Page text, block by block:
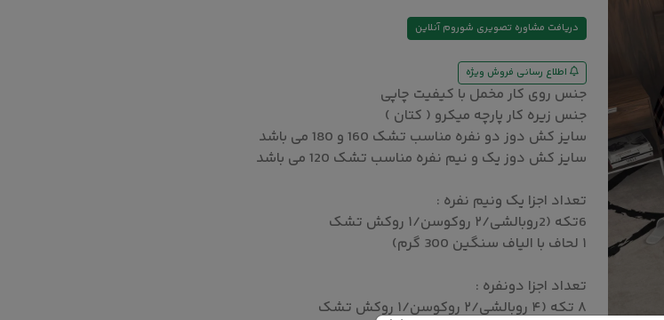
دریافت مشاوره تصویری شوروم آنلاین
اطلاع رسانی فروش ویژه
جنس روی کار مخمل با کیفیت چاپی
جنس زیره کار پارچه میکرو ( کتان )
سایز کش دوز دو نفره مناسب تشک 160 و 180 می باشد
سایز کش دوز یک و نیم نفره مناسب تشک 120 می باشد
تعداد اجزا یک ونیم نفره :
6تکه (2روبالشی/۲ روکوسن/۱ روکش تشک
۱ لحاف با الیاف سنگین 300 گرم)
تعداد اجزا دونفره :
۸ تکه (۴ روبالشی/۲ روکوسن/۱ روکش تشک